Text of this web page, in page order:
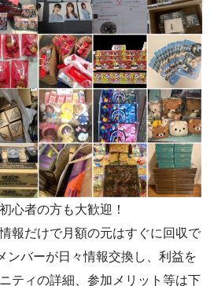
心者の方も大歓迎！
報だけで月額の元はすぐに回収で
ンバーが日々情報交換し、利益を
ティの詳細、参加メリット等は下